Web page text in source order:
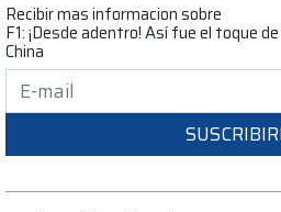
Recibir mas informacion sobre
F1: ¡Desde adentro! Así fue el toque
China